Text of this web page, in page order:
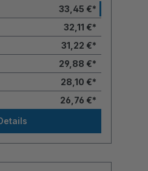
33,45 €*
32,11 €*
31,22 €*
29,88 €*
28,10 €*
26,76 €*